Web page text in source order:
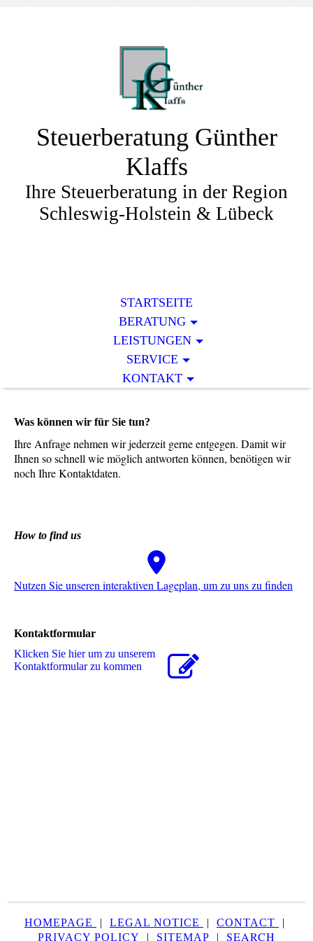
Steuerberatung Günther
Klaffs
Ihre Steuerberatung in der Region
Schleswig-Holstein & Lübeck
STARTSEITE
BERATUNG
LEISTUNGEN
SERVICE
KONTAKT
Was können wir für Sie tun?
Ihre Anfrage nehmen wir jederzeit gerne entgegen. Damit wir
Ihnen so schnell wie möglich antworten können, benötigen wir
noch Ihre Kontaktdaten.
How to find us
Nutzen Sie unseren interaktiven La­ge­plan, um zu uns zu finden
Kontaktformular
Klicken Sie hier um zu unserem
Kon­takt­for­mu­lar zu kommen
HOMEPAGE | LEGAL NOTICE | CONTACT
|
PRIVACY POLICY
| SITEMAP | SEARCH